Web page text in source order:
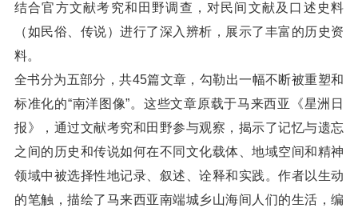
结合官方文献考究和田野调查，对民间文献及口述史料
（如民俗、传说）进行了深入辨析，展示了丰富的历史资
料。
全书分为五部分，共45篇文章，勾勒出一幅不断被重塑和
标准化的“南洋图像”。这些文章原载于马来西亚《星洲日
报》，通过文献考究和田野参与观察，揭示了记忆与遗忘
之间的历史和传说如何在不同文化载体、地域空间和精神
领域中被选择性地记录、叙述、诠释和实践。作者以生动
的笔触，描绘了马来西亚南端城乡山海间人们的生活，编